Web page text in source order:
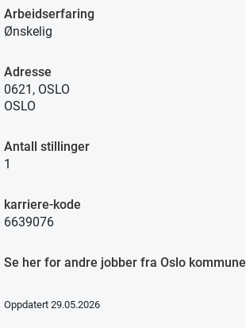
Arbeidserfaring
Ønskelig
Adresse
0621, OSLO
OSLO
Antall stillinger
1
karriere-kode
6639076
Se her for andre jobber fra Oslo kommune
Oppdatert 29.05.2026